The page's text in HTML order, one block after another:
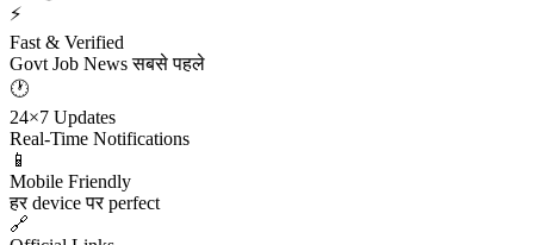
⚡
Fast & Verified
Govt Job News सबसे पहले
🕐
24×7 Updates
Real-Time Notifications
📱
Mobile Friendly
हर device पर perfect
🔗